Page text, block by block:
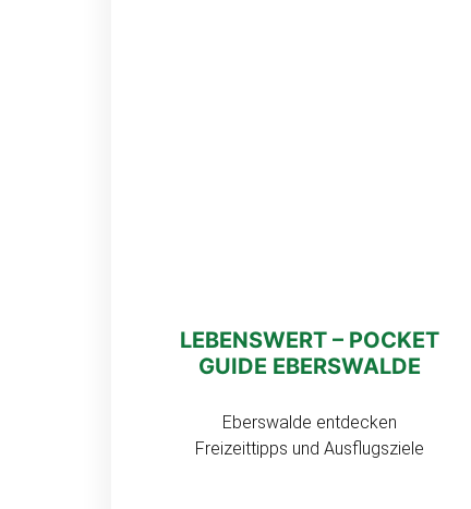
LEBENSWERT – POCKET
GUIDE EBERSWALDE
Eberswalde entdecken
Freizeittipps und Ausflugsziele